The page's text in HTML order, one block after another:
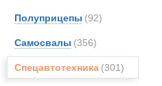
Полуприцепы (92)
Самосвалы (356)
Спецавтотехника (301)